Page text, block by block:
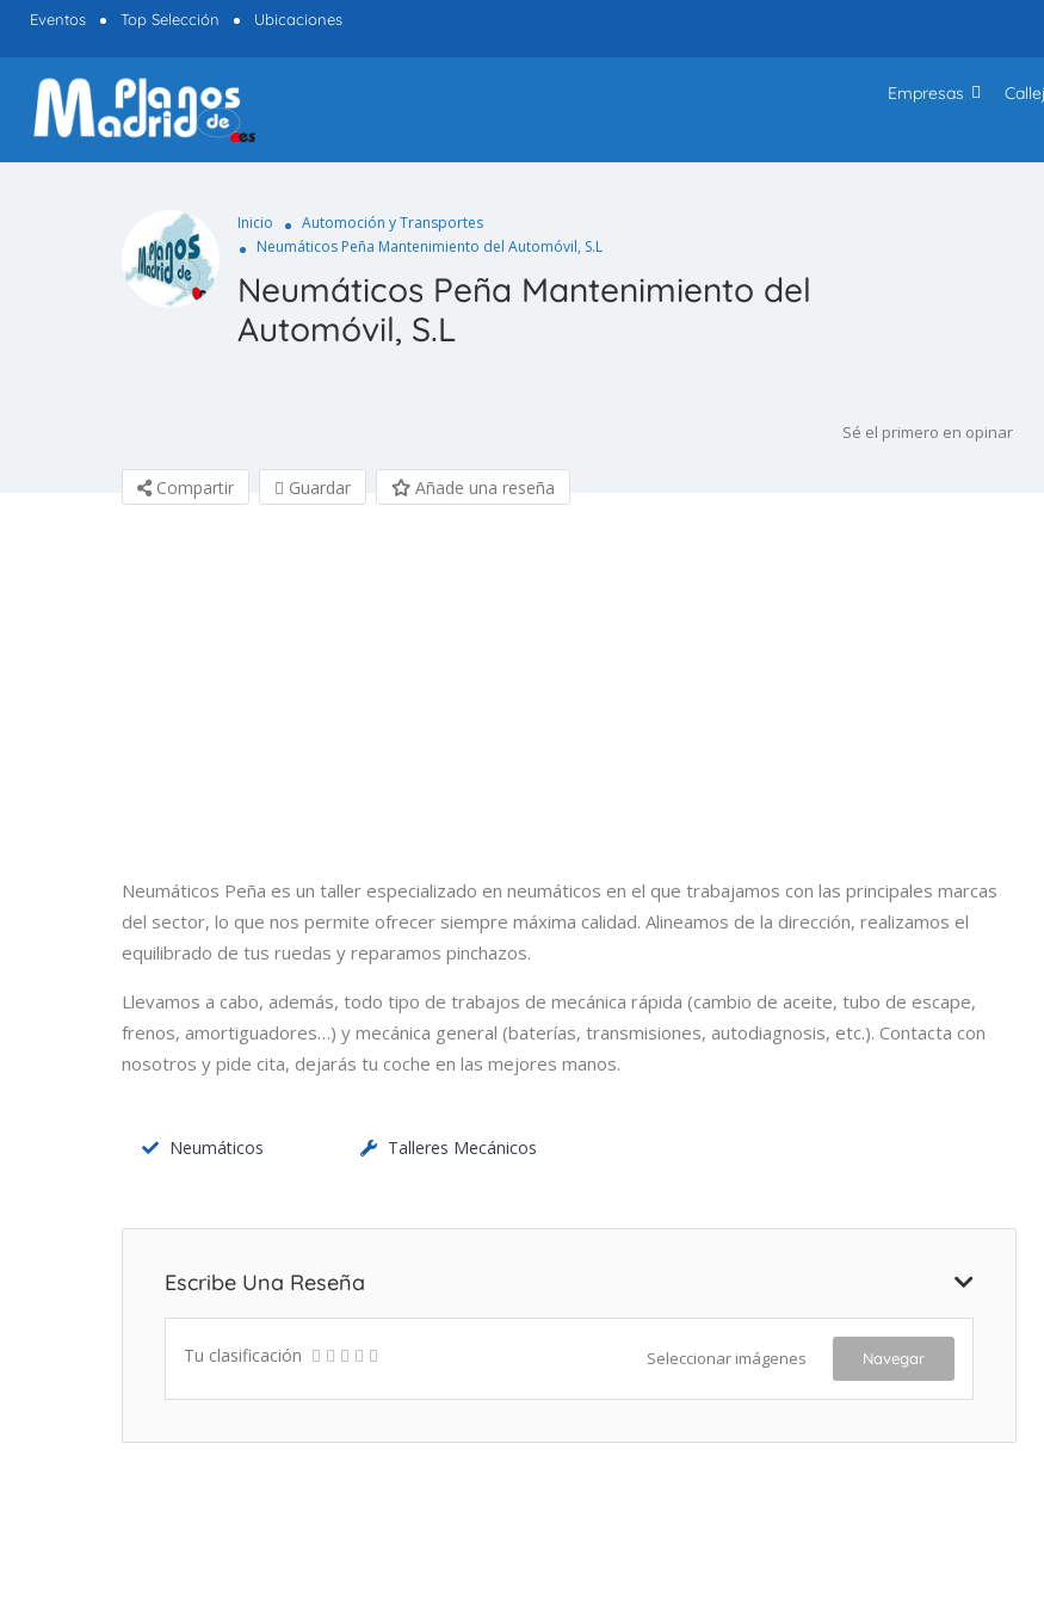
Eventos Top Selección Ubicaciones
Empresas
Inicio
Automoción y Transportes
Neumáticos Peña Mantenimiento del Automóvil, S.L
Neumáticos Peña Mantenimiento del
Automóvil, S.L
Sé el primero en opinar
Compartir Guardar Añade una reseña
Neumáticos Peña es un taller especializado en neumáticos en el que trabajamos con las principales marcas
del sector, lo que nos permite ofrecer siempre máxima calidad. Alineamos de la dirección, realizamos el
equilibrado de tus ruedas y reparamos pinchazos.
Llevamos a cabo, además, todo tipo de trabajos de mecánica rápida (cambio de aceite, tubo de escape,
frenos, amortiguadores…) y mecánica general (baterías, transmisiones, autodiagnosis, etc.). Contacta con
nosotros y pide cita, dejarás tu coche en las mejores manos.
Neumáticos Talleres Mecánicos
Escribe Una Reseña
Tu clasificación Seleccionar imágenes Navegar